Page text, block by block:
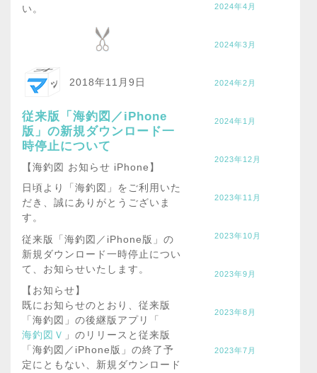
い。
2018年11月9日
従来版「海釣図／iPhone
版」の新規ダウンロード一
時停止について
【海釣図 お知らせ iPhone】
日頃より「海釣図」をご利用いた
だき、誠にありがとうございま
す。
従来版「海釣図／iPhone版」の
新規ダウンロード一時停止につい
て、お知らせいたします。
【お知らせ】
既にお知らせのとおり、従来版
「海釣図」の後継版アプリ「
海釣図Ｖ 」のリリースと従来版
「海釣図／iPhone版」の終了予
定にともない、新規ダウンロード
2024年4月
2024年3月
2024年2月
2024年1月
2023年12月
2023年11月
2023年10月
2023年9月
2023年8月
2023年7月